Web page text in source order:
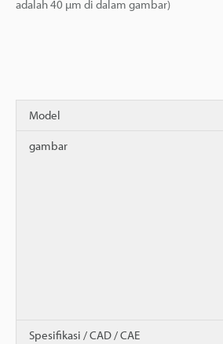
adalah 40 µm di dalam gambar)
Model
gambar
Spesifikasi / CAD / CAE